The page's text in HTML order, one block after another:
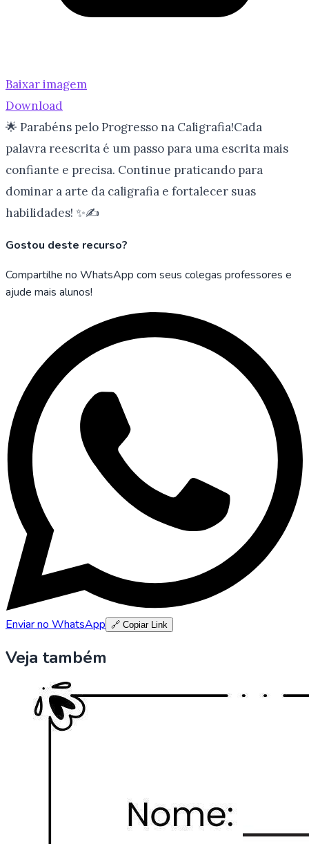
Baixar imagem
Download
🌟 Parabéns pelo Progresso na Caligrafia!Cada
palavra reescrita é um passo para uma escrita mais
confiante e precisa. Continue praticando para
dominar a arte da caligrafia e fortalecer suas
habilidades! ✨✍️
Gostou deste recurso?
Compartilhe no WhatsApp com seus colegas professores e
ajude mais alunos!
Enviar no WhatsApp 🔗 Copiar Link
Veja também